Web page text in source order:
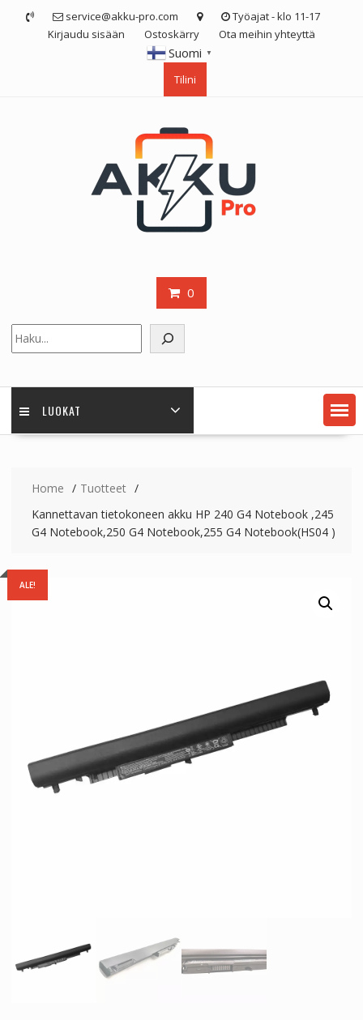
service@akku-pro.com
Työajat - klo 11-17
Kirjaudu sisään
Ostoskärry Ota meihin yhteyttä
Suomi ▼
Tilini
0
LUOKAT
Home
Tuotteet
Kannettavan tietokoneen akku HP 240 G4 Notebook ,245
G4 Notebook,250 G4 Notebook,255 G4 Notebook(HS04 )
ALE!